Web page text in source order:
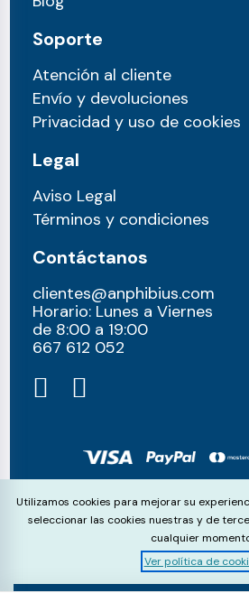
Soporte
Atención al cliente
Envío y devoluciones
Privacidad y uso de cookies
Legal
Aviso Legal
Términos y condiciones
Contáctanos
clientes@anphibius.com
Horario: Lunes a Viernes
de 8:00 a 19:00
667 612 052​
© anphibius,
Pago 100%
Cookie Consent
Utilizamos cookies para mejorar su
seleccionar las cookies nuestras y de
cualquier
Ver política de